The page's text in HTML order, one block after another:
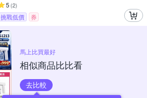
5 (2)
挑戰低價 券
馬上比買最好
相似商品比比看
去比較